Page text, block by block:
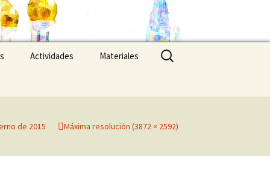
Actividades Materiales Buscar:
de 2015 Máxima resolución (3872 × 2592)